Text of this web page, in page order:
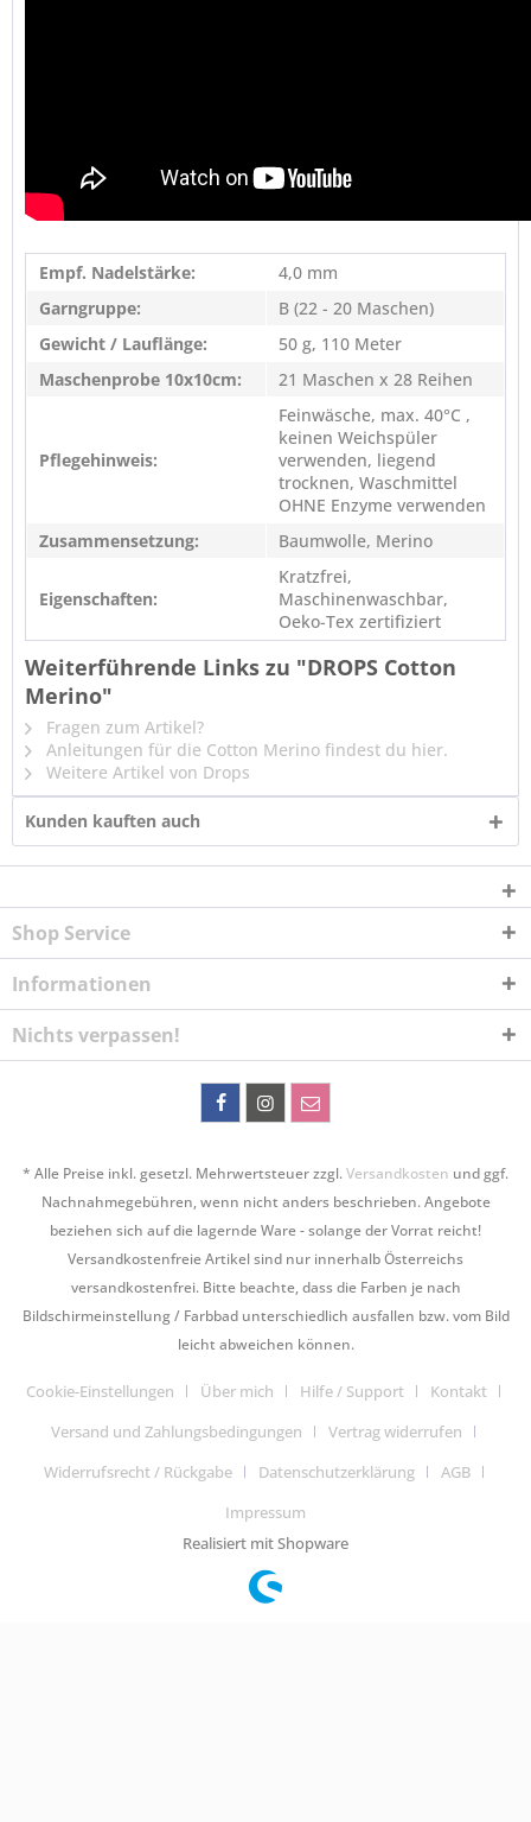
Empf. Nadelstärke:
4,0 mm
Garngruppe:
B (22 - 20 Maschen)
Gewicht / Lauflänge:
50 g, 110 Meter
Maschenprobe 10x10cm:
21 Maschen x 28 Reihen
Pflegehinweis:
Feinwäsche, max. 40°C ,
keinen Weichspüler
verwenden, liegend
trocknen, Waschmittel
OHNE Enzyme verwenden
Zusammensetzung:
Baumwolle, Merino
Eigenschaften:
Kratzfrei,
Maschinenwaschbar,
Oeko-Tex zertifiziert
Weiterführende Links zu "DROPS Cotton
Merino"
Fragen zum Artikel?
Anleitungen für die Cotton Merino findest du hier.
Weitere Artikel von Drops
Kunden kauften auch
Shop Service
Informationen
Nichts verpassen!
* Alle Preise inkl. gesetzl. Mehrwertsteuer zzgl.Versandkosten und ggf.
Nachnahmegebühren, wenn nicht anders beschrieben. Angebote
beziehen sich auf die lagernde Ware - solange der Vorrat reicht!
Versandkostenfreie Artikel sind nur innerhalb Österreichs
versandkostenfrei. Bitte beachte, dass die Farben je nach
Bildschirmeinstellung / Farbbad unterschiedlich ausfallen bzw. vom Bild
leicht abweichen können.
Cookie-Einstellungen Über mich Hilfe / Support
Kontakt
Versand und Zahlungsbedingungen
Vertrag widerrufen
Widerrufsrecht / Rückgabe
Datenschutzerklärung
AGB
Impressum
Realisiert mit Shopware